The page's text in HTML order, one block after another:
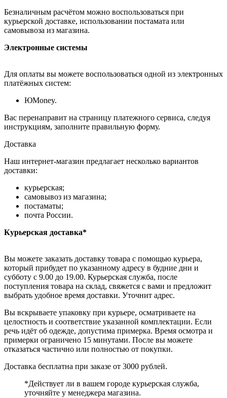
Безналичным расчётом можно воспользоваться при
курьерской доставке, использовании постамата или
самовывоза из магазина.
Электронные системы
Для оплаты вы можете воспользоваться одной из электронных
платёжных систем:
ЮMoney.
Вас перенаправит на страницу платежного сервиса, следуя
инструкциям, заполните правильную форму.
Доставка
Наш интернет-магазин предлагает несколько вариантов
доставки:
курьерская;
самовывоз из магазина;
постаматы;
почта России.
Курьерская доставка*
Вы можете заказать доставку товара с помощью курьера,
который прибудет по указанному адресу в будние дни и
субботу с 9.00 до 19.00. Курьерская служба, после
поступления товара на склад, свяжется с вами и предложит
выбрать удобное время доставки. Уточнит адрес.
Вы вскрываете упаковку при курьере, осматриваете на
целостность и соответствие указанной комплектации. Если
речь идёт об одежде, допустима примерка. Время осмотра и
примерки ограничено 15 минутами. После вы можете
отказаться частично или полностью от покупки.
Доставка бесплатна при заказе от 3000 рублей.
*Действует ли в вашем городе курьерская служба,
уточняйте у менеджера магазина.